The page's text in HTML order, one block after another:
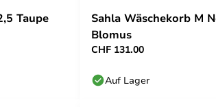
Taupe
Sahla Wäschekorb M
Blomus
CHF 131.00
Auf Lager